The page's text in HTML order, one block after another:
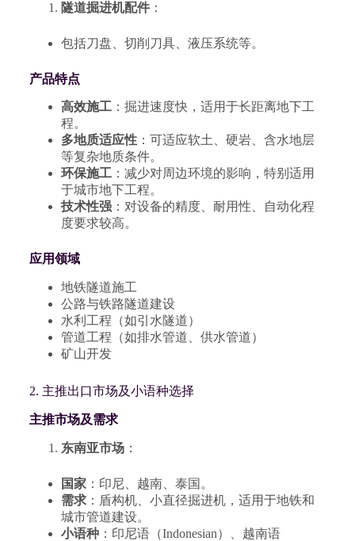
隧道掘进机配件：
包括刀盘、切削刀具、液压系统等。
产品特点
高效施工：掘进速度快，适用于长距离地下工
程。
多地质适应性：可适应软土、硬岩、含水地层
等复杂地质条件。
环保施工：减少对周边环境的影响，特别适用
于城市地下工程。
技术性强：对设备的精度、耐用性、自动化程
度要求较高。
应用领域
地铁隧道施工
公路与铁路隧道建设
水利工程（如引水隧道）
管道工程（如排水管道、供水管道）
矿山开发
2. 主推出口市场及小语种选择
主推市场及需求
东南亚市场：
国家：印尼、越南、泰国。
需求：盾构机、小直径掘进机，适用于地铁和
城市管道建设。
小语种：印尼语（Indonesian）、越南语